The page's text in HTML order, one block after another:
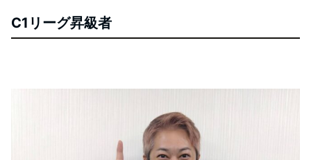
C1リーグ昇級者